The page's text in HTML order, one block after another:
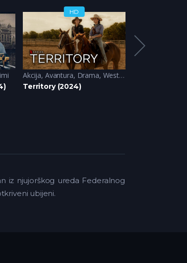
HD
Akcija, Avantura, Drama, Western
Territory (2024)
iz njujorškog ureda Federalnog
ubijeni.